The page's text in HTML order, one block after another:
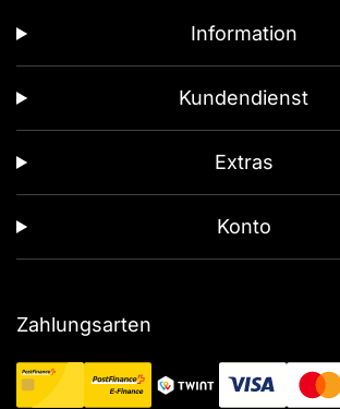
Information
Kundendienst
Extras
Konto
Zahlungsarten